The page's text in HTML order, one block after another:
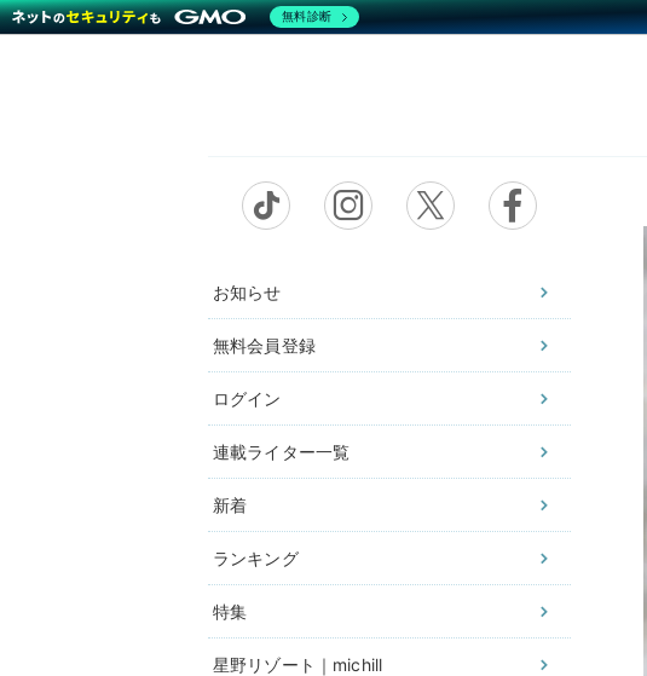
お知らせ
無料会員登録
ログイン
連載ライター一覧
新着
ランキング
特集
星野リゾート｜michill
無料診断